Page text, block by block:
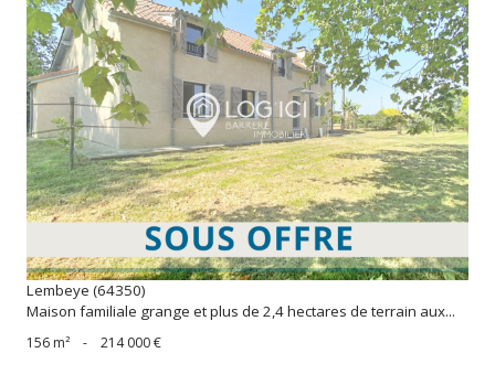
voir le bien
Lembeye (64350)
Maison familiale grange et plus de 2,4 hectares de terrain aux...
156 m² - 214 000 €